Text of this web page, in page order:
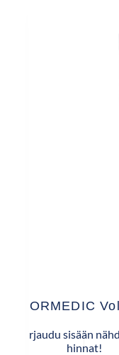
ORMEDIC
Kirjaudu sisään
hinnat!